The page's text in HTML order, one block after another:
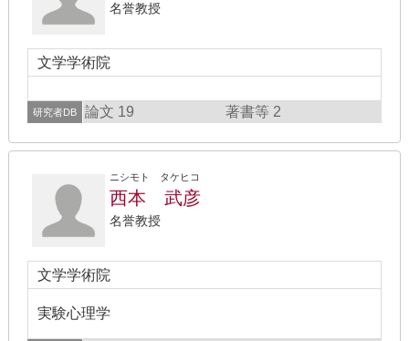
名誉教授
文学学術院
研究者DB 論文 19 著書等 2
ニシモト タケヒコ
西本 武彦
名誉教授
文学学術院
実験心理学